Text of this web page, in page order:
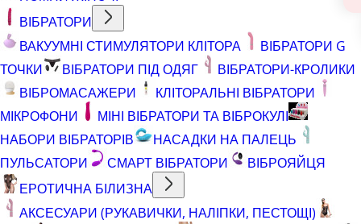
ВІБРАТОРИ
ВАКУУМНІ СТИМУЛЯТОРИ КЛІТОРА
ВІБРАТОРИ G
ТОЧКИ
ВІБРАТОРИ ПІД ОДЯГ
ВІБРАТОРИ-КРОЛИКИ
ВІБРОМАСАЖЕРИ
КЛІТОРАЛЬНІ ВІБРАТОРИ
МІКРОФОНИ
МІНІ ВІБРАТОРИ ТА ВІБРОКУЛІ
НАБОРИ ВІБРАТОРІВ
НАСАДКИ НА ПАЛЕЦЬ
ПУЛЬСАТОРИ
СМАРТ ВІБРАТОРИ
ВІБРОЯЙЦЯ
ЕРОТИЧНА БІЛИЗНА
АКСЕСУАРИ (РУКАВИЧКИ, НАЛІПКИ, ПЕСТОЩІ)